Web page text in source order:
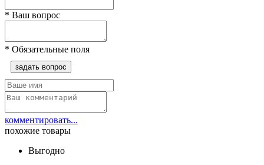
* Ваш вопрос
* Обязательные поля
задать вопрос
комментировать...
похожие товары
Выгодно